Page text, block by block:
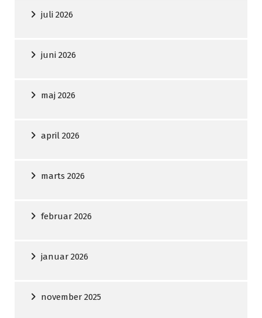
juli 2026
juni 2026
maj 2026
april 2026
marts 2026
februar 2026
januar 2026
november 2025